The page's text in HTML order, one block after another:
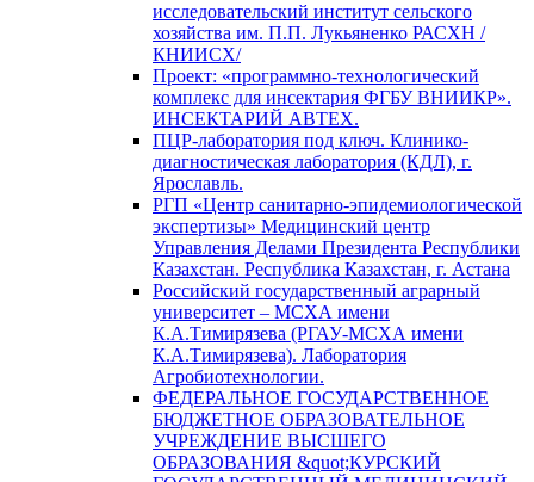
исследовательский институт сельского
хозяйства им. П.П. Лукьяненко РАСХН /
КНИИСХ/
Проект: «программно-технологический
комплекс для инсектария ФГБУ ВНИИКР».
ИНСЕКТАРИЙ АВТЕХ.
ПЦР-лаборатория под ключ. Клинико-
диагностическая лаборатория (КДЛ), г.
Ярославль.
РГП «Центр санитарно-эпидемиологической
экспертизы» Медицинский центр
Управления Делами Президента Республики
Казахстан. Республика Казахстан, г. Астана
Российский государственный аграрный
университет – МСХА имени
К.А.Тимирязева (РГАУ-МСХА имени
К.А.Тимирязева). Лаборатория
Агробиотехнологии.
ФЕДЕРАЛЬНОЕ ГОСУДАРСТВЕННОЕ
БЮДЖЕТНОЕ ОБРАЗОВАТЕЛЬНОЕ
УЧРЕЖДЕНИЕ ВЫСШЕГО
ОБРАЗОВАНИЯ &quot;КУРСКИЙ